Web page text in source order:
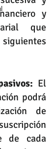
y
que
El
podrá
de
de cada